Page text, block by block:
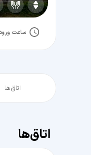
ساعت
اتاق‌ها
اتاق‌ها